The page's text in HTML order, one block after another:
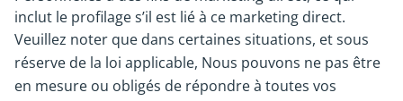
inclut le profilage s’il est lié à ce marketing direct.
Veuillez noter que dans certaines situations, et sous
réserve de la loi applicable, Nous pouvons ne pas être
en mesure ou obligés de répondre à toutes vos